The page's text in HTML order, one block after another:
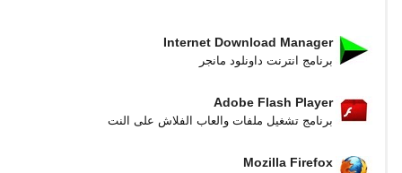
Internet Download Manager
برنامج انترنت داونلود مانجر
Adobe Flash Player
برنامج تشغيل ملفات والعاب الفلاش على النت
Mozilla Firefox